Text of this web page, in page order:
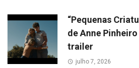
“Pequenas
de Anne
trailer
julho 7, 2026